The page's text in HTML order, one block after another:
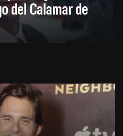
del Calamar de